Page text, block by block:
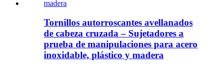
Tornillos autorroscantes avellanados
de cabeza cruzada – Sujetadores a
prueba de manipulaciones para acero
inoxidable, plástico y madera